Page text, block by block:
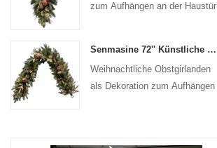
zum Aufhängen an der Haustür
Senmasine 72'' Künstliche Weihnachtsfruchtgirlande für Treppen, Kamin, Hängedekoration
Weihnachtliche Obstgirlanden
als Dekoration zum Aufhängen